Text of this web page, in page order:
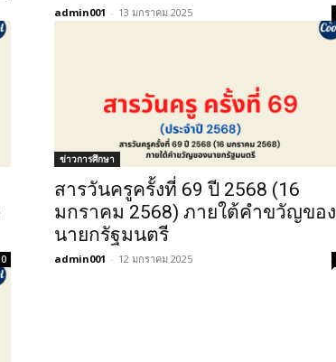
admin001 - 13 มกราคม 2025
0
ข่าวการศึกษา
สารวันครูครั้งที่ 69 ปี 2568 (16
มกราคม 2568) ภายใต้คำขวัญของ
นายกรัฐมนตรี
admin001 - 12 มกราคม 2025